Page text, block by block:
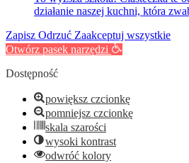
działanie naszej kuchni, która
Zapisz Odrzuć Zaakceptuj wszystkie
Otwórz pasek narzędzi
Dostępność
powiększ czcionkę
pomniejsz czcionkę
skala szarości
wysoki kontrast
odwróć kolory